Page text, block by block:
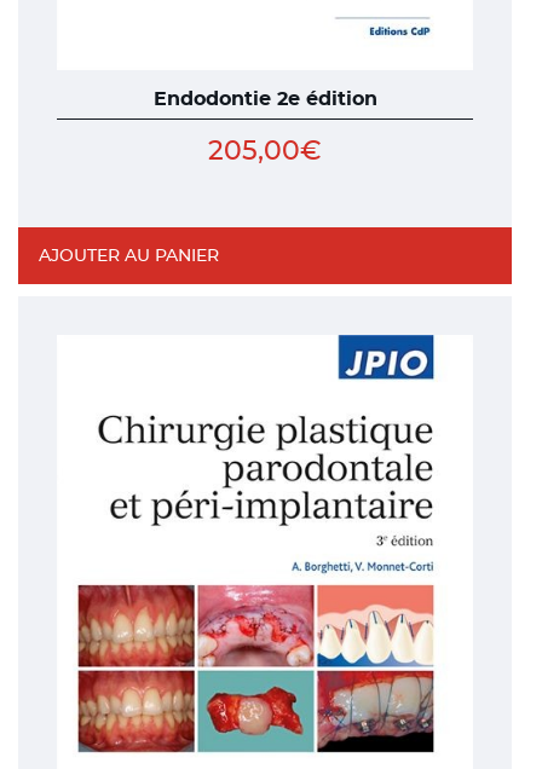
Endodontie 2e édition
205,00€
AJOUTER AU PANIER